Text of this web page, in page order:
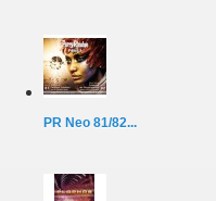
PR Neo 81/82...